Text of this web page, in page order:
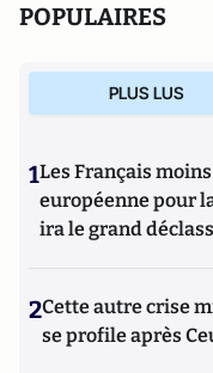
POPULAIRES
PLUS LUS
1Les Français
européenne pour
ira le grand
2Cette autre crise
se profile après